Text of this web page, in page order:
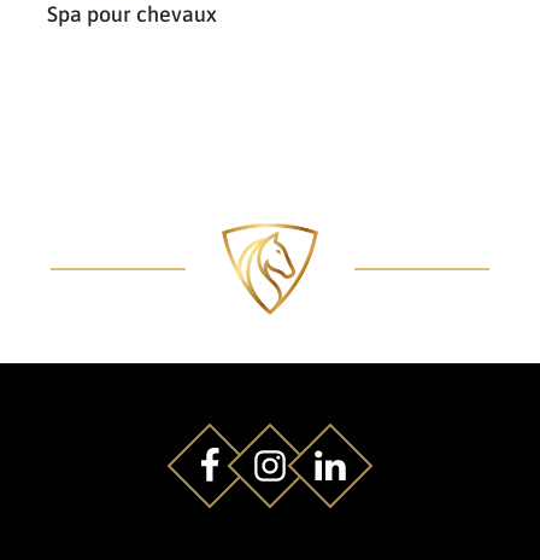
Spa pour chevaux